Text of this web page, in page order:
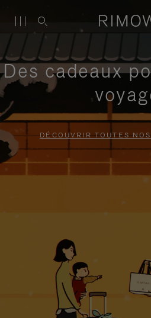
Des cadeaux
DÉCOUVRIR TOUTES